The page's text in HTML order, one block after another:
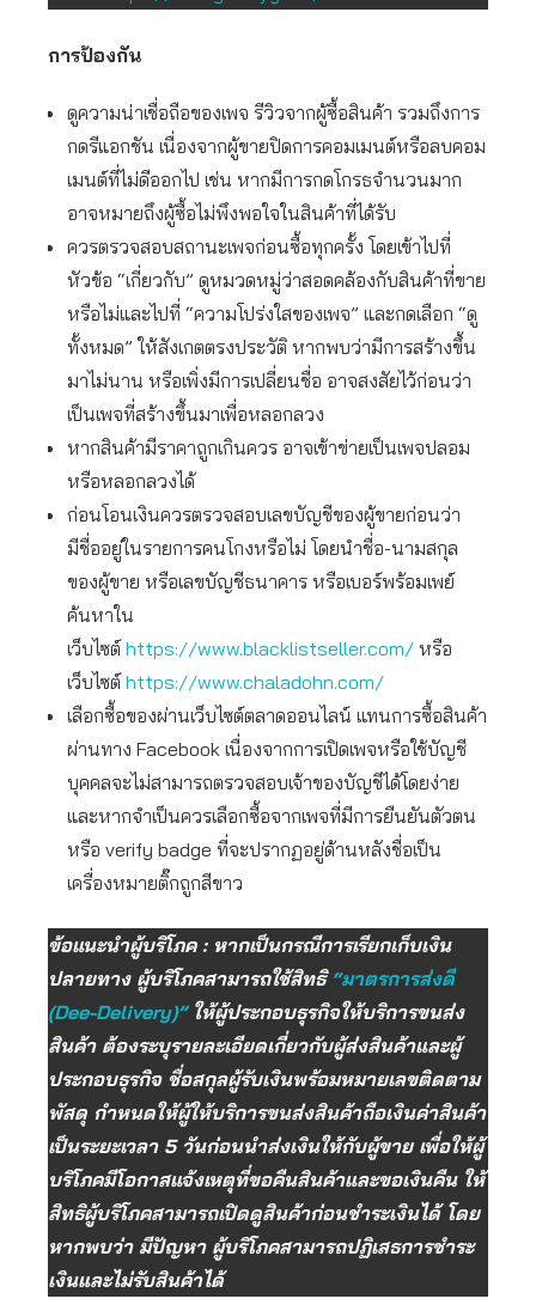
การป้องกัน
ดูความน่าเชื่อถือของเพจ รีวิวจากผู้ซื้อสินค้า รวมถึงการ
กดรีแอกชัน เนื่องจากผู้ขายปิดการคอมเมนต์หรือลบคอม
เมนต์ที่ไม่ดีออกไป เช่น หากมีการกดโกรธจำนวนมาก
อาจหมายถึงผู้ซื้อไม่พึงพอใจในสินค้าที่ได้รับ
ควรตรวจสอบสถานะเพจก่อนซื้อทุกครั้ง โดยเข้าไปที่
หัวข้อ “เกี่ยวกับ” ดูหมวดหมู่ว่าสอดคล้องกับสินค้าที่ขาย
หรือไม่และไปที่ “ความโปร่งใสของเพจ” และกดเลือก “ดู
ทั้งหมด” ให้สังเกตตรงประวัติ หากพบว่ามีการสร้างขึ้น
มาไม่นาน หรือเพิ่งมีการเปลี่ยนชื่อ อาจสงสัยไว้ก่อนว่า
เป็นเพจที่สร้างขึ้นมาเพื่อหลอกลวง
หากสินค้ามีราคาถูกเกินควร อาจเข้าข่ายเป็นเพจปลอม
หรือหลอกลวงได้
ก่อนโอนเงินควรตรวจสอบเลขบัญชีของผู้ขายก่อนว่า
มีชื่ออยู่ในรายการคนโกงหรือไม่ โดยนำชื่อ-นามสกุล
ของผู้ขาย หรือเลขบัญชีธนาคาร หรือเบอร์พร้อมเพย์
ค้นหาใน
เว็บไซต์ https://www.blacklistseller.com/ หรือ
เว็บไซต์ https://www.chaladohn.com/
เลือกซื้อของผ่านเว็บไซต์ตลาดออนไลน์ แทนการซื้อสินค้า
ผ่านทาง Facebook เนื่องจากการเปิดเพจหรือใช้บัญชี
บุคคลจะไม่สามารถตรวจสอบเจ้าของบัญชีได้โดยง่าย
และหากจำเป็นควรเลือกซื้อจากเพจที่มีการยืนยันตัวตน
หรือ verify badge ที่จะปรากฏอยู่ด้านหลังชื่อเป็น
เครื่องหมายติ๊กถูกสีขาว
ข้อแนะนำผู้บริโภค : หากเป็นกรณีการเรียกเก็บเงิน
ปลายทาง ผู้บริโภคสามารถใช้สิทธิ“มาตรการส่งดี
(Dee-Delivery)” ให้ผู้ประกอบธุรกิจให้บริการขนส่ง
สินค้า ต้องระบุรายละเอียดเกี่ยวกับผู้ส่งสินค้าและผู้
ประกอบธุรกิจ ชื่อสกุลผู้รับเงินพร้อมหมายเลขติดตาม
พัสดุ กำหนดให้ผู้ให้บริการขนส่งสินค้าถือเงินค่าสินค้า
เป็นระยะเวลา 5 วันก่อนนำส่งเงินให้กับผู้ขาย เพื่อให้ผู้
บริโภคมีโอกาสแจ้งเหตุที่ขอคืนสินค้าและขอเงินคืน ให้
สิทธิผู้บริโภคสามารถเปิดดูสินค้าก่อนชำระเงินได้ โดย
หากพบว่า มีปัญหา ผู้บริโภคสามารถปฏิเสธการชำระ
เงินและไม่รับสินค้าได้